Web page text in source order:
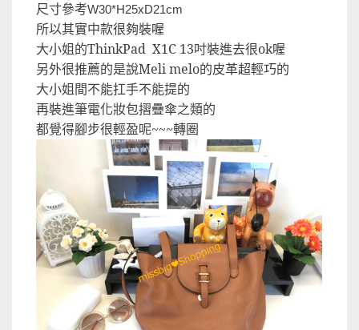
尺寸參考W30*H25xD21cm
所以其實中款很夠裝喔
大小姐的ThinkPad X1C 13吋裝進去很ok喔
另外很推薦的是說Meli melo的皮革超輕巧的
大小姐間不能扛手不能提的
再裝進筆電化妝包摺疊傘之類的
都覺得腳步很輕盈呢~~~轉圈